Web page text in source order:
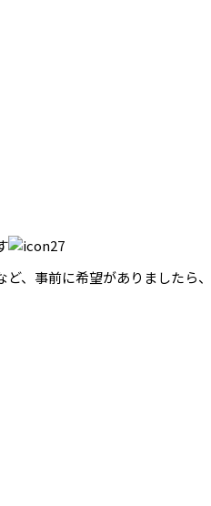
ど、事前に希望がありましたら